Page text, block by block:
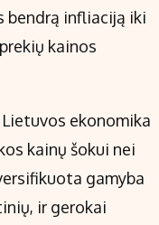
bendrą infliaciją iki
kainos
ekonomika
kainų šokui nei
gamyba
ir gerokai